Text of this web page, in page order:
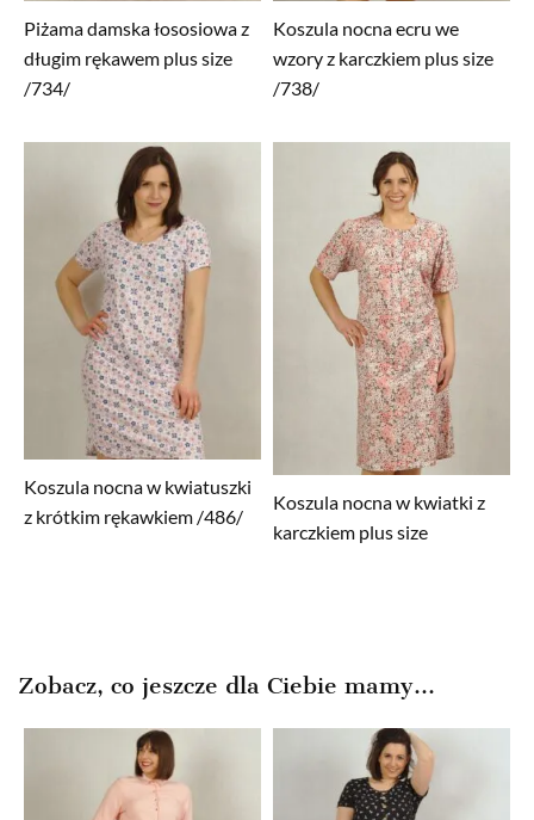
Piżama damska łososiowa z
długim rękawem plus size
/734/
Koszula nocna ecru we
wzory z karczkiem plus size
/738/
Koszula nocna w kwiatuszki
z krótkim rękawkiem /486/
Koszula nocna w kwiatki z
karczkiem plus size
Zobacz, co jeszcze dla Ciebie mamy...